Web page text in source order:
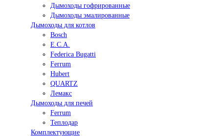
Дымоходы гофрированные
Дымоходы эмалированные
Дымоходы для котлов
Bosch
E.C.A.
Federica Bugatti
Ferrum
Hubert
QUARTZ
Лемакс
Дымоходы для печей
Ferrum
Теплодар
Комплектующие